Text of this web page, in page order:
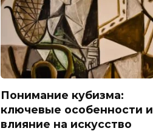
Понимание кубизма:
ключевые особенности и
влияние на искусство